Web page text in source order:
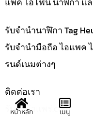
รับจำนำนาฬิกา Tag
รับจำนำมือถือ ไอแพค
รนด์เนมต่างๆ
ติดต่อเรา
รับจํานําแพร่.com
หน้าหลัก เมนู